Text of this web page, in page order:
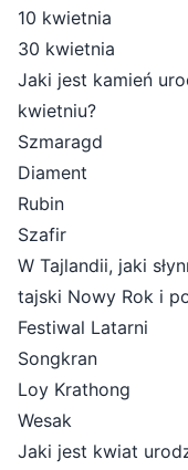
10 kwietnia
30 kwietnia
Jaki jest kamień
kwietniu?
Szmaragd
Diament
Rubin
Szafir
W Tajlandii, jaki
tajski Nowy Rok i
Festiwal Latarni
Songkran
Loy Krathong
Wesak
Jaki jest kwiat